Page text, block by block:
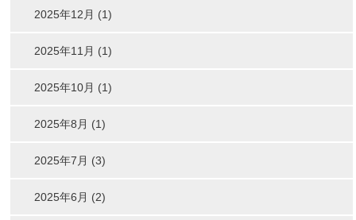
2025年12月 (1)
2025年11月 (1)
2025年10月 (1)
2025年8月 (1)
2025年7月 (3)
2025年6月 (2)